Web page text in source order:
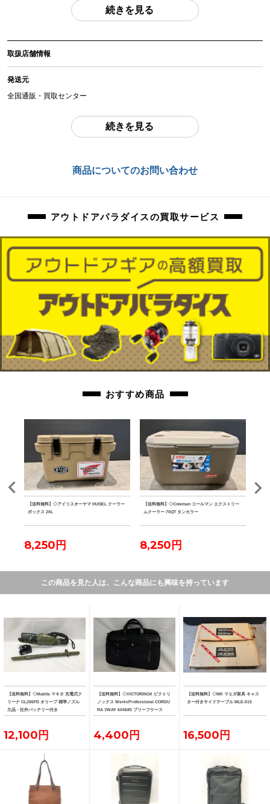
キャンバスマイカルタ レッドライナー
実寸 刃体長：約15cm 全長：約28cm 重さ：約365.8g 「付属品」・・・ 写真
(撮影、運搬備品は除く)
アイテム状態
中古：B（使用感少な目/小キズ、ヨゴレ少々）
シース欠品しています。若干擦れ、お汚れがございます。
orb-2504162845-od-081561637
続きを見る
取扱店舗情報
発送元
全国通販・買取センター
東京都江戸川区中葛西6-10-15 2F
続きを見る
商品についてのお問い合わせ
アウトドアパラダイスの買取サービス
おすすめ商品
【送料無料】◇アイリスオーヤマ HUGEL クーラー
ボックス 20L
8,250円
【送料無料】◇Coleman コールマン エクストリー
ムクーラー 70QT タンカラー
8,250円
この商品を見た人は、こんな商品にも興味を持っています
【送料無料】◇Makita マキタ 充電式ク
リーナ CL286FD オリーブ 標準ノズル
欠品・社外バッテリー付き
12,100円
【送料無料】◇VICTORINOX ビクトリ
ノックス WerksProfessional CORDU
RA 3WAY 604685 ブリーフケース
4,400円
【送料無料】◇MK マエダ家具 キャス
ター付きサイドテーブル MLE-015
16,500円